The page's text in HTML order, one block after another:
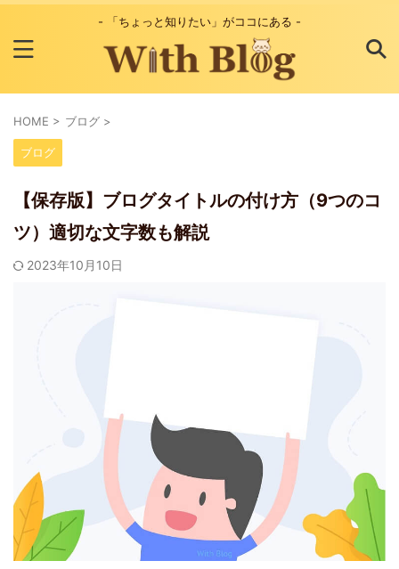
- 「ちょっと知りたい」がココにある -
HOME > ブログ >
ブログ
【保存版】ブログタイトルの付け方（9つのコ
ツ）適切な文字数も解説
2023年10月10日